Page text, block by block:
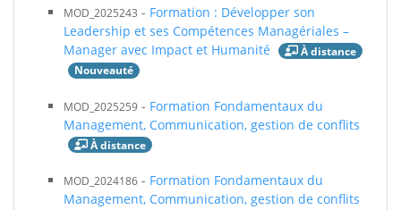
MOD_2025243 - Formation : Développer son
Leadership et ses Compétences Managériales –
Manager avec Impact et Humanité
À distance
Nouveauté
MOD_2025259 - Formation Fondamentaux du
Management, Communication, gestion de conflits
À distance
MOD_2024186 - Formation Fondamentaux du
Management, Communication, gestion de conflits